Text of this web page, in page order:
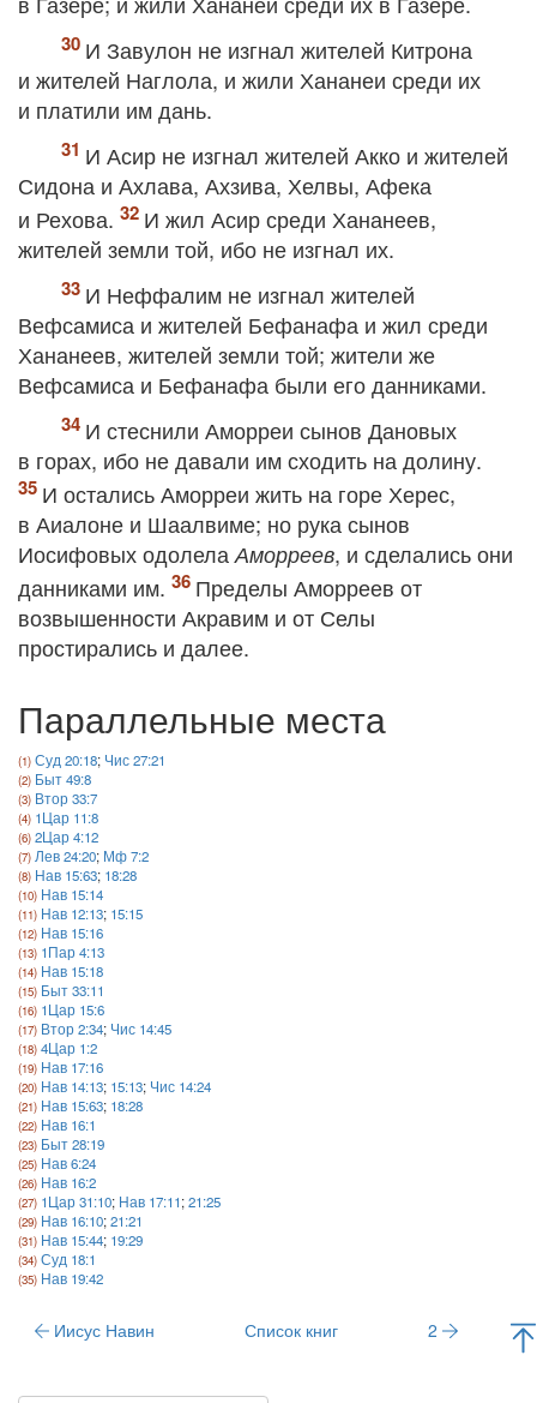
И Завулон не изгнал жителей Китрона
и жителей Наглола, и жили Хананеи среди их
и платили им дань.
И Асир не изгнал жителей Акко и жителей
Сидона и Ахлава, Ахзива, Хелвы, Афека
и Рехова.
И жил Асир среди Хананеев,
жителей земли той, ибо не изгнал их.
И Неффалим не изгнал жителей
Вефсамиса и жителей Бефанафа и жил среди
Хананеев, жителей земли той; жители же
Вефсамиса и Бефанафа были его данниками.
И стеснили Аморреи сынов Дановых
в горах, ибо не давали им сходить на долину.
И остались Аморреи жить на горе Херес,
в Аиалоне и Шаалвиме; но рука сынов
Иосифовых одолела Аморреев, и сделались они
данниками им.
Пределы Аморреев от
возвышенности Акравим и от Селы
простирались и далее.
Параллельные места
Суд 20:18; Чис 27:21
Быт 49:8
Втор 33:7
1Цар 11:8
2Цар 4:12
Лев 24:20; Мф 7:2
Нав 15:63; 18:28
Нав 15:14
Нав 12:13; 15:15
Нав 15:16
1Пар 4:13
Нав 15:18
Быт 33:11
1Цар 15:6
Втор 2:34; Чис 14:45
4Цар 1:2
Нав 17:16
Нав 14:13; 15:13; Чис 14:24
Нав 15:63; 18:28
Нав 16:1
Быт 28:19
Нав 6:24
Нав 16:2
1Цар 31:10; Нав 17:11;21:25
Нав 16:10;21:21
Нав 15:44; 19:29
Суд 18:1
Нав 19:42
Иисус Навин Список книг 2